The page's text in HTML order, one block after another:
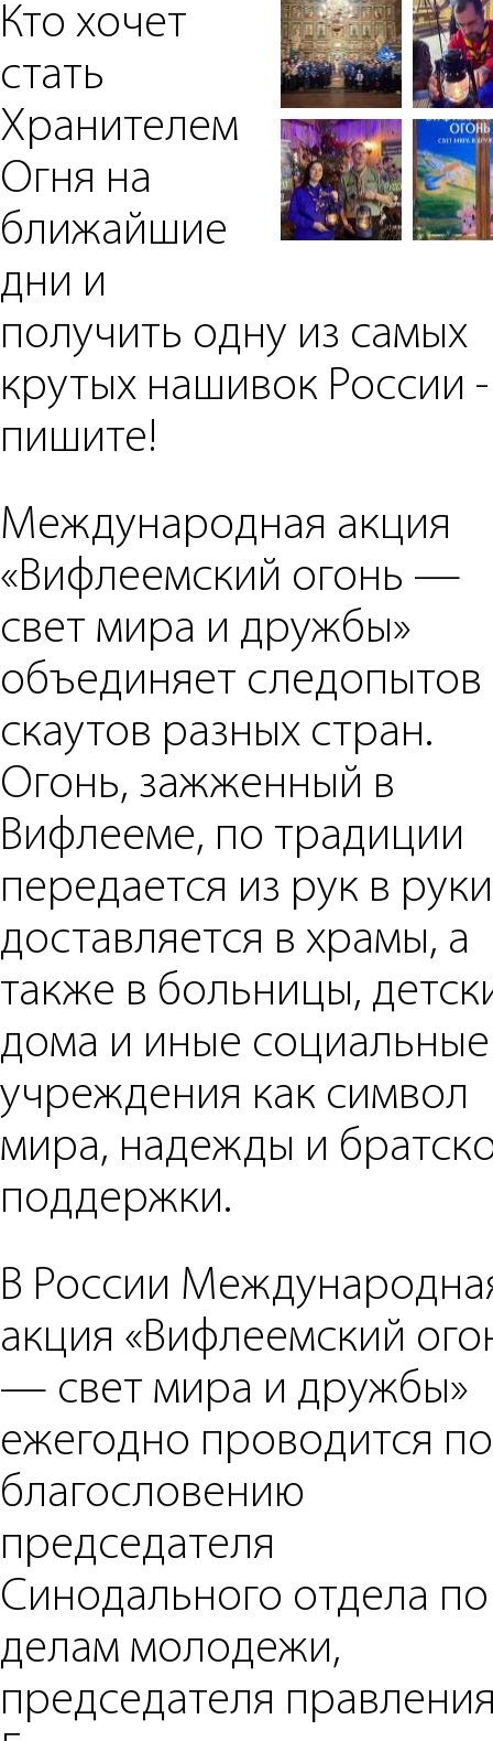
Кто хочет
стать
Хранителем
Огня на
ближайшие
дни и
получить одну из самых
крутых нашивок России -
пишите!
Международная акция
«Вифлеемский огонь —
свет мира и дружбы»
объединяет следопытов
скаутов разных стран.
Огонь, зажженный в
Вифлееме, по традиции
передается из рук в
доставляется в храмы, а
также в больницы,
дома и иные социальные
учреждения как символ
мира, надежды и
поддержки.
В России
акция «Вифлеемский
— свет мира и дружбы»
ежегодно проводится по
благословению
председателя
Синодального отдела по
делам молодежи,
председателя